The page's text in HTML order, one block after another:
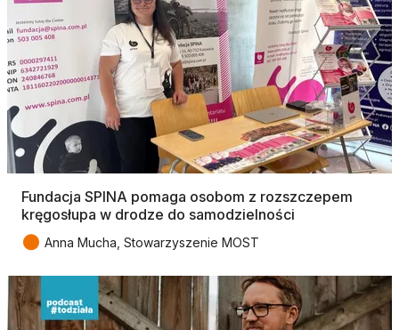
Fundacja SPINA pomaga osobom z rozszczepem
kręgosłupa w drodze do samodzielności
● Anna Mucha, Stowarzyszenie MOST